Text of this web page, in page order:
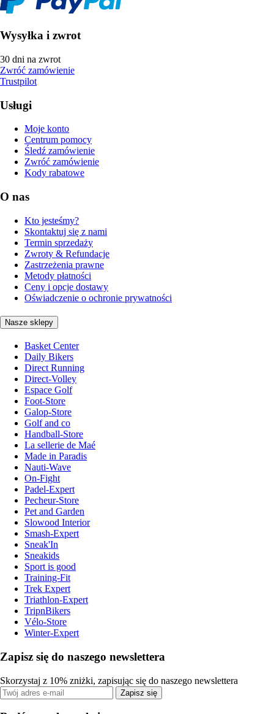
Wysyłka i zwrot
30 dni na zwrot
Zwróć zamówienie
Trustpilot
Usługi
Moje konto
Centrum pomocy
Śledź zamówienie
Zwróć zamówienie
Kody rabatowe
O nas
Kto jesteśmy?
Skontaktuj się z nami
Termin sprzedaży
Zwroty & Refundacje
Zastrzeżenia prawne
Metody płatności
Ceny i opcje dostawy
Oświadczenie o ochronie prywatności
Nasze sklepy
Basket Center
Daily Bikers
Direct Running
Direct-Volley
Espace Golf
Foot-Store
Galop-Store
Golf and co
Handball-Store
La sellerie de Maé
Made in Paradis
Nauti-Wave
On-Fight
Padel-Expert
Pecheur-Store
Pet and Garden
Slowood Interior
Smash-Expert
Sneak'In
Sneakids
Sport is good
Training-Fit
Trek Expert
Triathlon-Expert
TripnBikers
Vélo-Store
Winter-Expert
Zapisz się do naszego newslettera
Skorzystaj z 10% zniżki, zapisując się do naszego newslettera
Zapisz się